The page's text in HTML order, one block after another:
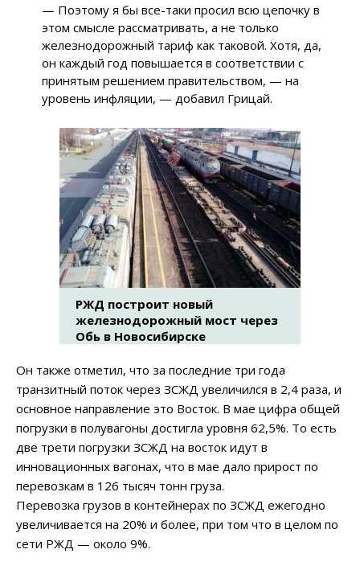
— Поэтому я бы все-таки просил всю цепочку в
этом смысле рассматривать, а не только
железнодорожный тариф как таковой. Хотя, да,
он каждый год повышается в соответствии с
принятым решением правительством, — на
уровень инфляции, — добавил Грицай.
РЖД построит новый
железнодорожный мост через
Обь в Новосибирске
Он также отметил, что за последние три года
транзитный поток через ЗСЖД увеличился в 2,4 раза, и
основное направление это Восток. В мае цифра общей
погрузки в полувагоны достигла уровня 62,5%. То есть
две трети погрузки ЗСЖД на восток идут в
инновационных вагонах, что в мае дало прирост по
перевозкам в 126 тысяч тонн груза.
Перевозка грузов в контейнерах по ЗСЖД ежегодно
увеличивается на 20% и более, при том что в целом по
сети РЖД — около 9%.